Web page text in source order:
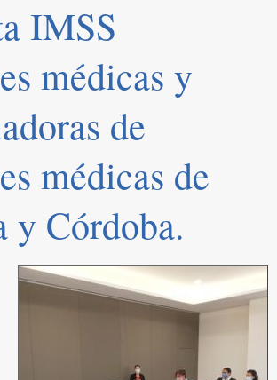
IMSS
médicas y
de
médicas de
y Córdoba.